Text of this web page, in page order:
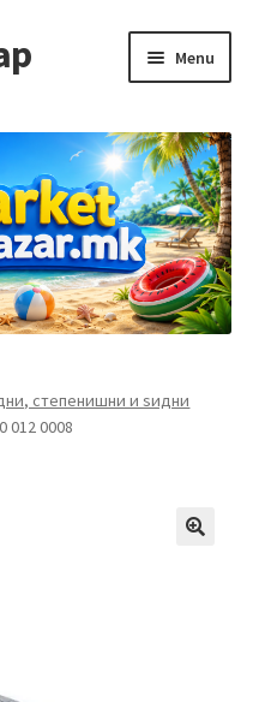
Menu
степенишни и ѕидни
012 0008